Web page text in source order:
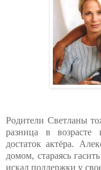
Родители Светланы
разница в
достаток актёра.
домом, стараясь
искал поддержки у